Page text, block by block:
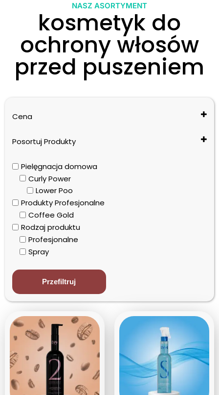
NASZ ASORTYMENT
kosmetyk do
ochrony włosów
przed puszeniem
Cena
Posortuj Produkty
Cena: od najwyższej do najniższej
Nazwa: od A do Z
Nazwa: od Z do A
Pielęgnacja domowa
Curly Power
Lower Poo
Produkty Profesjonalne
Coffee Gold
Rodzaj produktu
Profesjonalne
Spray
Przefiltruj